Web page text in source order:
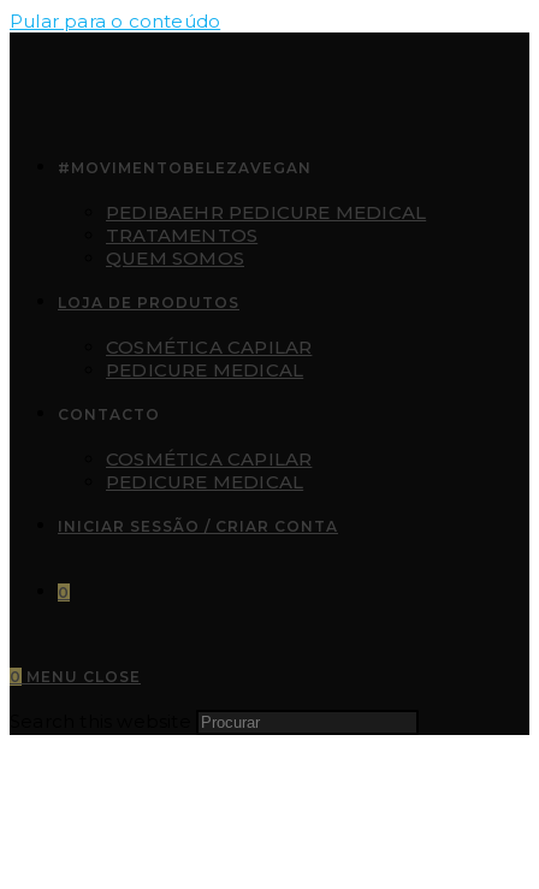
Pular para o conteúdo
#MOVIMENTOBELEZAVEGAN
PEDIBAEHR PEDICURE MEDICAL
TRATAMENTOS
QUEM SOMOS
LOJA DE PRODUTOS
COSMÉTICA CAPILAR
PEDICURE MEDICAL
CONTACTO
COSMÉTICA CAPILAR
PEDICURE MEDICAL
INICIAR SESSÃO / CRIAR CONTA
0
0 MENU CLOSE